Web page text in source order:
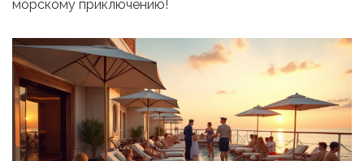
морскому приключению!